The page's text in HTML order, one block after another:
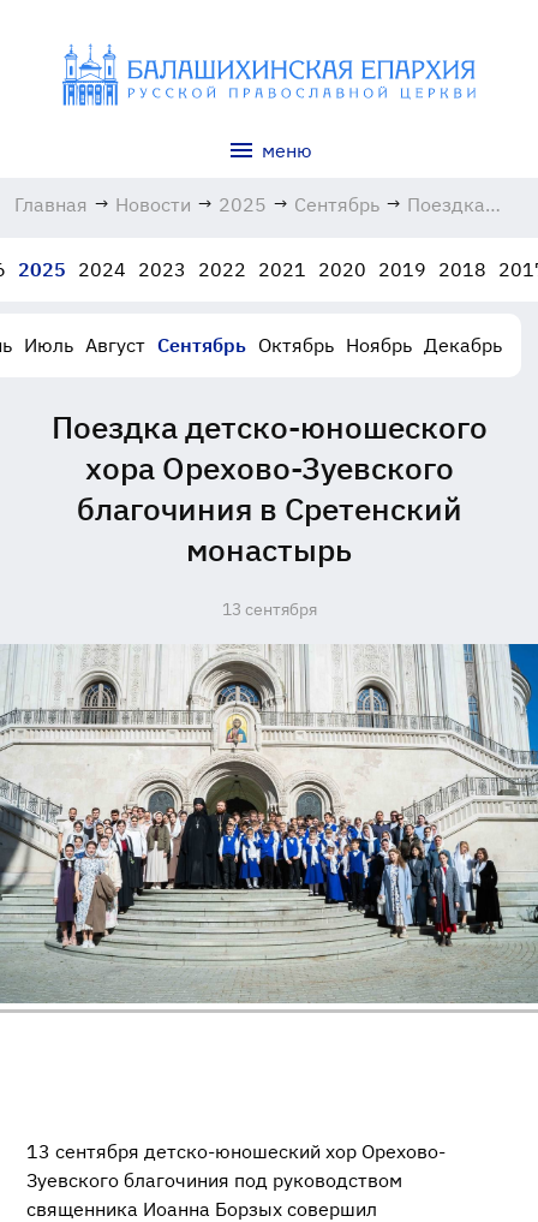
меню
Главная → Новости → 2025 → Сентябрь → Поездка
хора
благочиния
монастырь
2025 2024 2023 2022 2021 2020 2019 2018
Июль Август Сентябрь Октябрь Ноябрь Декабрь
Поездка детско-юношеского
хора Орехово-Зуевского
благочиния в Сретенский
монастырь
13 сентября
13 сентября детско-юношеский хор Орехово-
Зуевского благочиния под руководством
священника Иоанна Борзых совершил